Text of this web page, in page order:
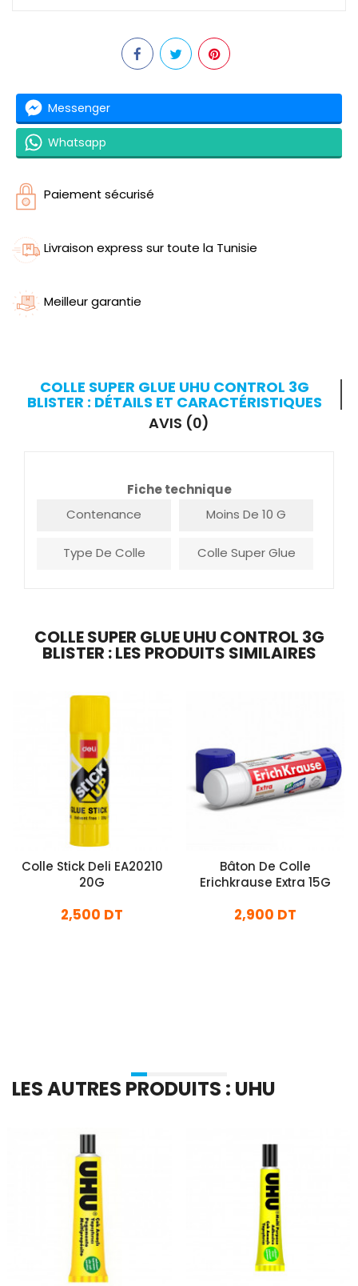
Messenger
Whatsapp
Paiement sécurisé
Livraison express sur toute la Tunisie
Meilleur garantie
COLLE SUPER GLUE UHU CONTROL 3G
BLISTER : DÉTAILS ET CARACTÉRISTIQUES
AVIS (0)
Fiche technique
Contenance
Moins De 10 G
Type De Colle Colle Super Glue
COLLE SUPER GLUE UHU CONTROL 3G
BLISTER : LES PRODUITS SIMILAIRES
Colle Stick Deli EA20210
20G
2,500 DT
Bâton De Colle
Erichkrause Extra 15G
2,900 DT
LES AUTRES PRODUITS : UHU